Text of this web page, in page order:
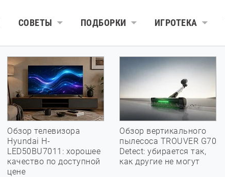
СОВЕТЫ ПОДБОРКИ ИГРОТЕКА
Обзор телевизора
Hyundai H-
LED50BU7011: хорошее
качество по доступной
цене
Обзор вертикального
пылесоса TROUVER G70
Detect: убирается так,
как другие не могут